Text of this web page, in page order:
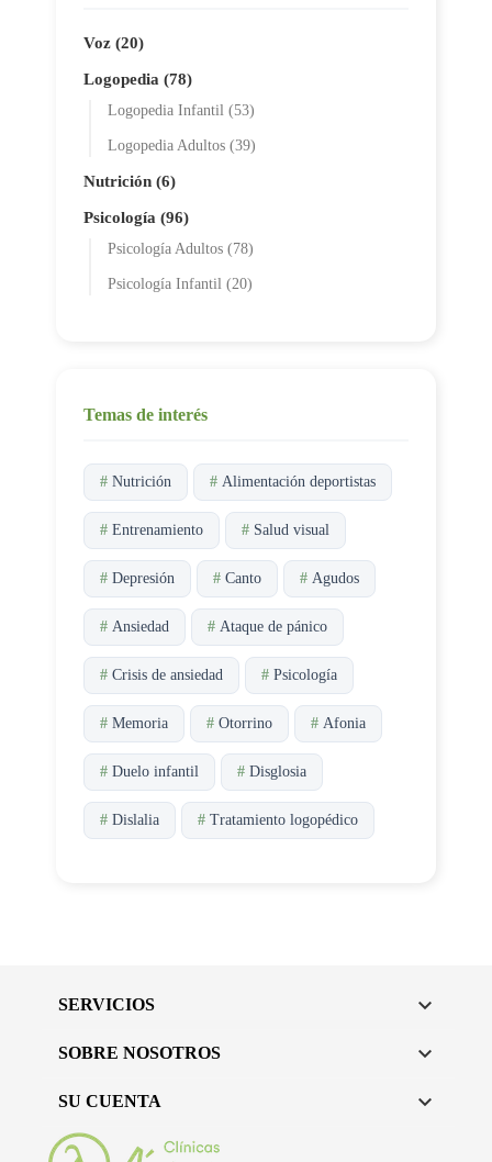
Voz (20)
Logopedia (78)
Logopedia Infantil (53)
Logopedia Adultos (39)
Nutrición (6)
Psicología (96)
Psicología Adultos (78)
Psicología Infantil (20)
Temas de interés
# Nutrición # Alimentación deportistas
# Entrenamiento # Salud visual
# Depresión # Canto # Agudos
# Ansiedad # Ataque de pánico
# Crisis de ansiedad # Psicología
# Memoria # Otorrino # Afonia
# Duelo infantil # Disglosia
# Dislalia # Tratamiento logopédico
SERVICIOS 
SOBRE NOSOTROS 
SU CUENTA 